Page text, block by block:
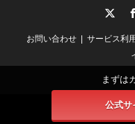
TikTok
お問い合わせ サービス利
©ジムこ
まずは
公式サ